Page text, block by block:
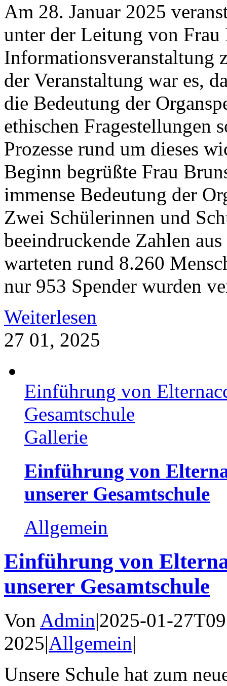
Am 28. Januar 2025
unter der Leitung von Frau
Informationsveranstaltung
der Veranstaltung war es,
die Bedeutung der
ethischen Fragestellungen
Prozesse rund um dieses
Beginn begrüßte Frau
immense Bedeutung der
Zwei Schülerinnen und
beeindruckende Zahlen
warteten rund 8.260
nur 953 Spender wurden
Weiterlesen
27 01, 2025
Einführung von
Gesamtschule
Gallerie
Einführung von
unserer Gesamtschule
Allgemein
Einführung von
unserer Gesamtschule
Von Admin|2025-01-
2025|Allgemein|
Unsere Schule hat zum